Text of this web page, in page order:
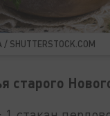
SHUTTERSTOCK.COM
старого